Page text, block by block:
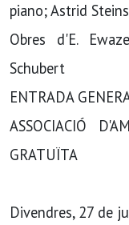
piano; Astrid
Obres d'E.
Schubert
ENTRADA
ASSOCIACIÓ
GRATUÏTA
Divendres, 27 de